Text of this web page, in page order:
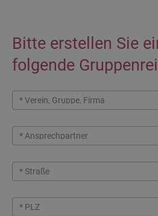
Bitte erstellen Sie
folgende
* Verein, Gruppe, Firma
* Ansprechpartner
* Straße
* PLZ